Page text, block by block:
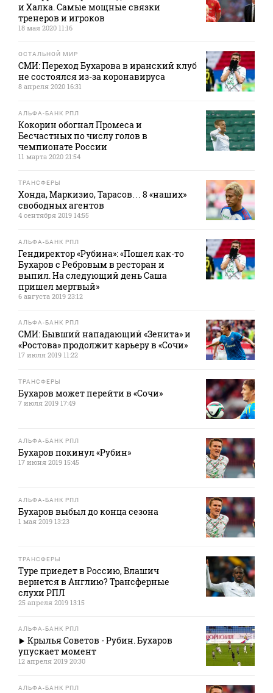
и Халка. Самые мощные связки
тренеров и игроков
18 мая 2020 11:16
ОСТАЛЬНОЙ МИР
СМИ: Переход Бухарова в иранский клуб
не состоялся из-за коронавируса
8 апреля 2020 16:31
АЛЬФА-БАНК РПЛ
Кокорин обогнал Промеса и
Бесчастных по числу голов в
чемпионате России
11 марта 2020 21:54
ТРАНСФЕРЫ
Хонда, Маркизио, Тарасов… 8 «наших»
свободных агентов
4 сентября 2019 14:55
АЛЬФА-БАНК РПЛ
Гендиректор «Рубина»: «Пошел как-то
Бухаров с Ребровым в ресторан и
выпил. На следующий день Саша
пришел мертвый»
6 августа 2019 23:12
АЛЬФА-БАНК РПЛ
СМИ: Бывший нападающий «Зенита» и
«Ростова» продолжит карьеру в «Сочи»
17 июля 2019 11:22
ТРАНСФЕРЫ
Бухаров может перейти в «Сочи»
7 июля 2019 17:49
АЛЬФА-БАНК РПЛ
Бухаров покинул «Рубин»
17 июня 2019 15:45
АЛЬФА-БАНК РПЛ
Бухаров выбыл до конца сезона
1 мая 2019 13:23
ТРАНСФЕРЫ
Туре приедет в Россию, Влашич
вернется в Англию? Трансферные
слухи РПЛ
25 апреля 2019 13:15
АЛЬФА-БАНК РПЛ
Крылья Советов - Рубин. Бухаров
упускает момент
12 апреля 2019 20:30
АЛЬФА-БАНК РПЛ